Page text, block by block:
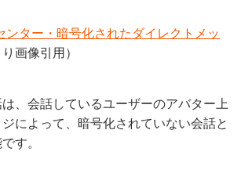
ター・暗号化されたダイレクトメッ
画像引用）
、会話しているユーザーのアバター上
によって、暗号化されていない会話と
す。